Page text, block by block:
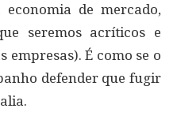
de mercado,
seremos acríticos e
empresas). É como se o
defender que fugir